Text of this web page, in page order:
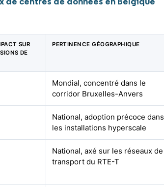
SUR
DE
PERTINENCE GÉOGRAPHIQUE
Mondial, concentré dans le
corridor Bruxelles-Anvers
National, adoption précoce dans
les installations hyperscale
National, axé sur les réseaux de
transport du RTE-T